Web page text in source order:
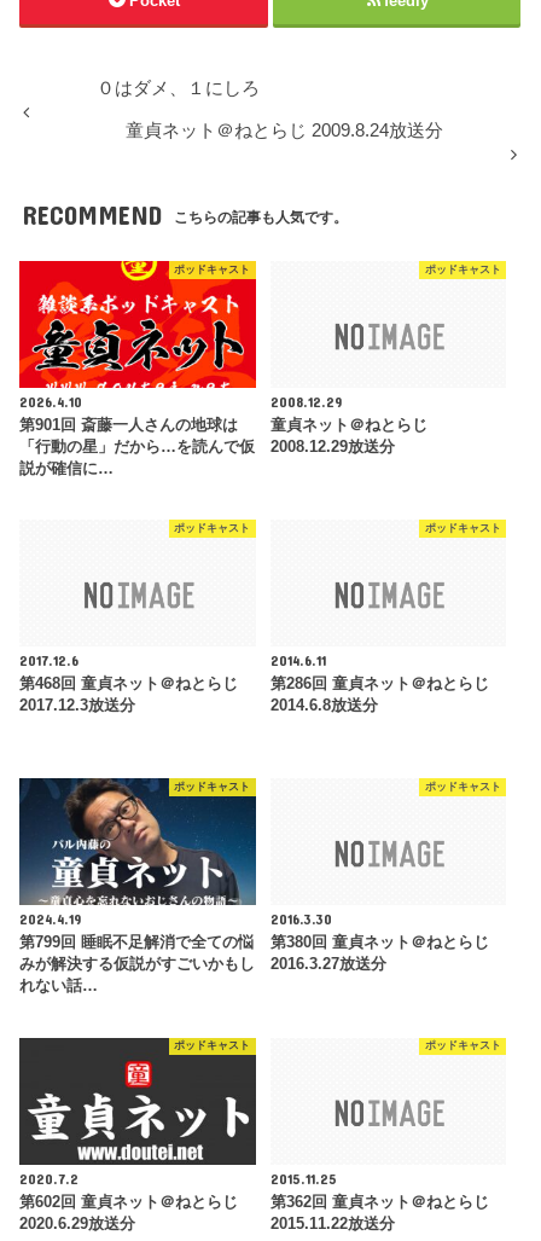
０はダメ、１にしろ
童貞ネット＠ねとらじ 2009.8.24放送分
RECOMMEND こちらの記事も人気です。
ポッドキャスト
2026.4.10
第901回 斎藤一人さんの地球は
「行動の星」だから…を読んで仮
説が確信に…
ポッドキャスト
2008.12.29
童貞ネット＠ねとらじ
2008.12.29放送分
ポッドキャスト
2017.12.6
第468回 童貞ネット＠ねとらじ
2017.12.3放送分
ポッドキャスト
2014.6.11
第286回 童貞ネット＠ねとらじ
2014.6.8放送分
ポッドキャスト
2024.4.19
第799回 睡眠不足解消で全ての悩
みが解決する仮説がすごいかもし
れない話…
ポッドキャスト
2016.3.30
第380回 童貞ネット＠ねとらじ
2016.3.27放送分
ポッドキャスト
2020.7.2
第602回 童貞ネット＠ねとらじ
2020.6.29放送分
ポッドキャスト
2015.11.25
第362回 童貞ネット＠ねとらじ
2015.11.22放送分